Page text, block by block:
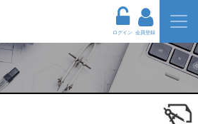
ログイン 会員登録